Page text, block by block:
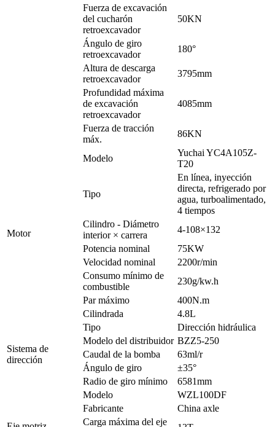
Fuerza de excavación
del cucharón
retroexcavador
50KN
Ángulo de giro
retroexcavador
180°
Altura de descarga
retroexcavador
3795mm
Profundidad máxima
de excavación
retroexcavador
4085mm
Fuerza de tracción
máx.
86KN
Motor
Modelo
Yuchai YC4A105Z-
T20
Tipo
En línea, inyección
directa, refrigerado por
agua, turboalimentado,
4 tiempos
Cilindro - Diámetro
interior × carrera
4-108×132
Potencia nominal
75KW
Velocidad nominal
2200r/min
Consumo mínimo de
combustible
230g/kw.h
Par máximo
400N.m
Cilindrada
4.8L
Sistema de
dirección
Tipo
Dirección hidráulica
Modelo del distribuidor BZZ5-250
Caudal de la bomba
63ml/r
Ángulo de giro
±35°
Radio de giro mínimo
6581mm
Modelo
WZL100DF
Fabricante
China axle
Carga máxima del eje